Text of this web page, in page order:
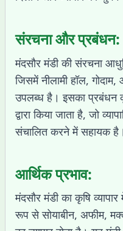
संरचना और प्रबंधन:
मंदसौर मंडी की संरचना
जिसमें नीलामी हॉल,
उपलब्ध है। इसका प्रबंधन
द्वारा किया जाता है, जो
संचालित करने में सहायक है।
आर्थिक प्रभाव:
मंदसौर मंडी का कृषि
रूप से सोयाबीन, अफीम,